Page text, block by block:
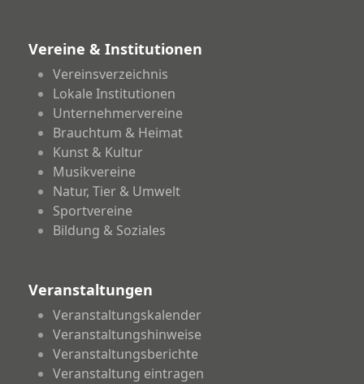
Vereine & Institutionen
Vereinsverzeichnis
Lokale Institutionen
Unternehmervereine
Brauchtum & Heimat
Kunst & Kultur
Musikvereine
Natur, Tier & Umwelt
Sportvereine
Bildung & Soziales
Veranstaltungen
Veranstaltungskalender
Veranstaltungshinweise
Veranstaltungsberichte
Veranstaltung eintragen